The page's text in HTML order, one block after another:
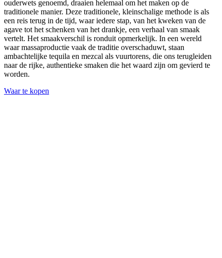
ouderwets genoemd, draaien helemaal om het maken op de
traditionele manier. Deze traditionele, kleinschalige methode is als
een reis terug in de tijd, waar iedere stap, van het kweken van de
agave tot het schenken van het drankje, een verhaal van smaak
vertelt. Het smaakverschil is ronduit opmerkelijk. In een wereld
waar massaproductie vaak de traditie overschaduwt, staan
ambachtelijke tequila en mezcal als vuurtorens, die ons terugleiden
naar de rijke, authentieke smaken die het waard zijn om gevierd te
worden.
Waar te kopen